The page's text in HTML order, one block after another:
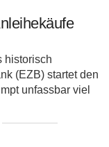
historisch
(EZB) startet den
unfassbar viel